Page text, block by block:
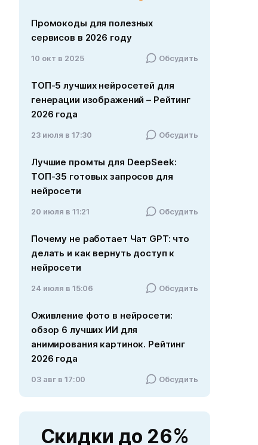
Промокоды для полезных
сервисов в 2026 году
10 окт в 2025 Обсудить
ТОП-5 лучших нейросетей для
генерации изображений – Рейтинг
2026 года
23 июля в 17:30 Обсудить
Лучшие промты для DeepSeek:
ТОП-35 готовых запросов для
нейросети
20 июля в 11:21 Обсудить
Почему не работает Чат GPT: что
делать и как вернуть доступ к
нейросети
24 июля в 15:06 Обсудить
Оживление фото в нейросети:
обзор 6 лучших ИИ для
анимирования картинок. Рейтинг
2026 года
03 авг в 17:00 Обсудить
Скидки до 26%